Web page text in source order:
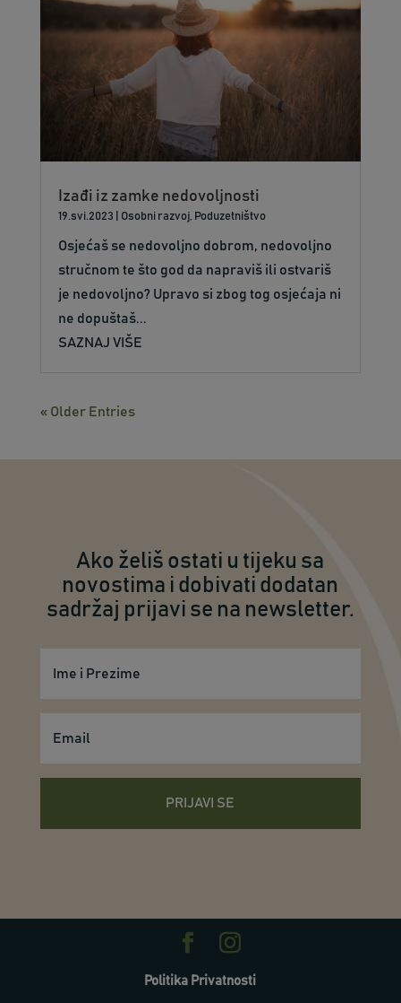
Izađi iz zamke nedovoljnosti
19.svi.2023 Osobni razvoj, Poduzetništvo
Osjećaš se nedovoljno dobrom, nedovoljno
stručnom te što god da napraviš ili ostvariš
je nedovoljno? Upravo si zbog tog osjećaja ni
ne dopuštaš...
SAZNAJ VIŠE
« Older Entries
Ako želiš ostati u tijeku sa
novostima i dobivati dodatan
sadržaj prijavi se na newsletter.
PRIJAVI SE
Politika Privatnosti